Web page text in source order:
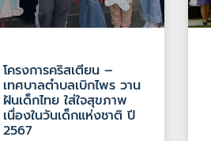
โครงการคริสเตียน –
เทศบาลตำบลเบิกไพร วาน
ฝันเด็กไทย ใส่ใจสุขภาพ
เนื่องในวันเด็กแห่งชาติ ปี
2567